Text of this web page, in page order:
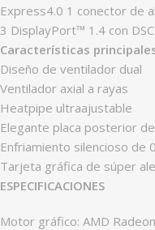
Express4.0 1 conector de
3 DisplayPort™ 1.4 con
Características
Diseño de ventilador dual
Ventilador axial a rayas
Heatpipe ultraajustable
Elegante placa posterior
Enfriamiento silencioso de
Tarjeta gráfica de súper
ESPECIFICACIONES
Motor gráfico: AMD